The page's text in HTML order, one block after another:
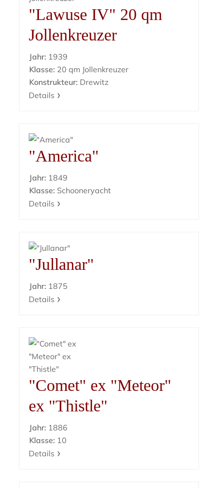
"Lawuse IV" 20 qm
Jollenkreuzer
Jahr: 1939
Klasse: 20 qm Jollenkreuzer
Konstrukteur: Drewitz
Details
"America"
Jahr: 1849
Klasse: Schooneryacht
Details
"Jullanar"
Jahr: 1875
Details
"Comet" ex "Meteor"
ex "Thistle"
Jahr: 1886
Klasse: 10
Details